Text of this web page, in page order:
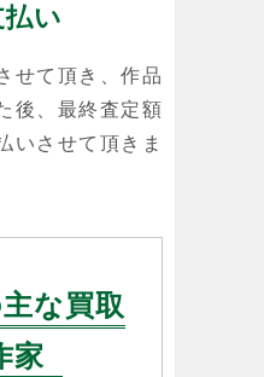
い
せて頂き、作品
後、最終査定額
いさせて頂きま
な買取
家